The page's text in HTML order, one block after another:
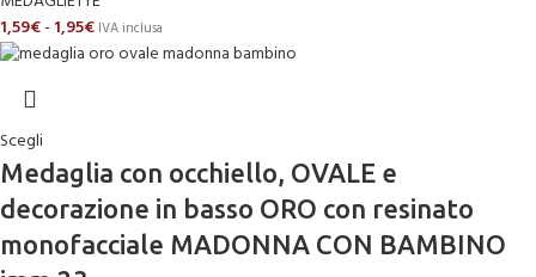
1,59€- 1,95€ IVA inclusa
Scegli
Medaglia con occhiello, OVALE e
decorazione in basso ORO con resinato
monofacciale MADONNA CON BAMBINO